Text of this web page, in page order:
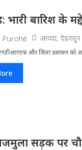
भारी बारिश के
Purohit आपदा, देहरादून
और जिला प्रशासन को
सड़क पर